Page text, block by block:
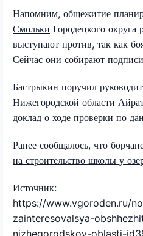
Напомним, общежитие
Смольки Городецкого
выступают против, так как
Сейчас они собирают
Бастрыкин поручил
Нижегородской области
доклад о ходе проверки по
Ранее сообщалось, что
на строительство школы у
Источник:
https://www.vgoroden.ru/
zainteresovalsya-
nizhegorodskoy-oblasti-